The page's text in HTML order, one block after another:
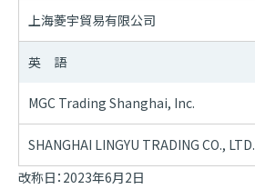
上海菱宇貿易有限公司
英 語
MGC Trading Shanghai, Inc.
SHANGHAI LINGYU TRADING CO., LTD.
改称日：2023年6月2日